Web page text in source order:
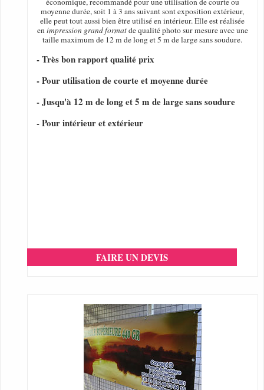
moyenne durée, soit 1 à 3 ans suivant sont exposition extérieur,
elle peut tout aussi bien être utilisé en intérieur. Elle est réalisée
enimpression grand formatde qualité photo sur mesure avec une
taille maximum de 12 m de long et 5 m de large sans soudure.
- Très bon rapport qualité prix
- Pour utilisation de courte et moyenne durée
- Jusqu'à 12 m de long et 5 m de large sans soudure
- Pour intérieur et extérieur
FAIRE UN DEVIS